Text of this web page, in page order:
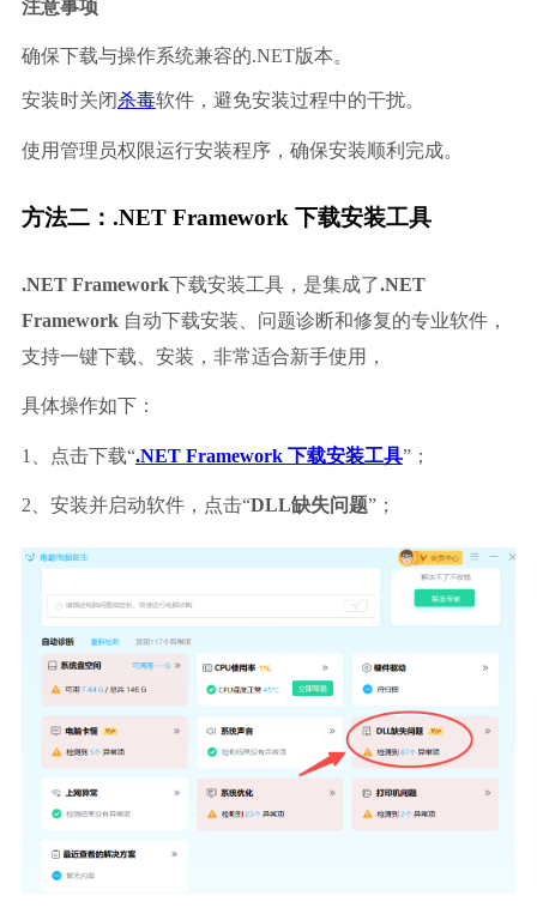
注意事项
确保下载与操作系统兼容的.NET版本。
安装时关闭杀毒软件，避免安装过程中的干扰。
使用管理员权限运行安装程序，确保安装顺利完成。
方法二： .NET Framework 下载安装工具
.NET Framework下载安装工具，是集成了.NET
Framework 自动下载安装、问题诊断和修复的专业软件，
支持一键下载、安装，非常适合新手使用，
具体操作如下：
1、点击下载“.NET Framework 下载安装工具”；
2、安装并启动软件，点击“DLL缺失问题”；